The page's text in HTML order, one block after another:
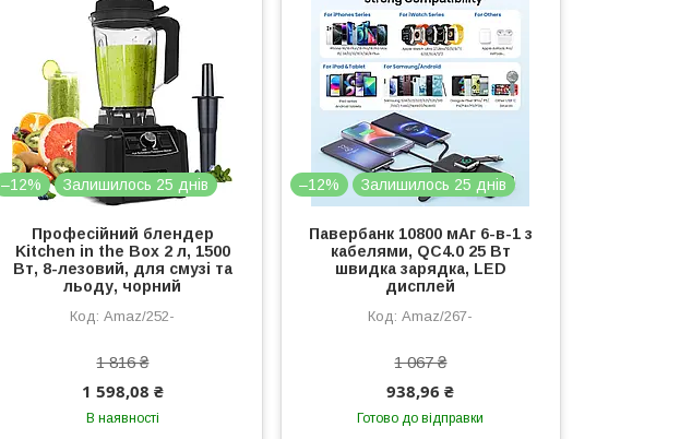
–12% Залишилось 25 днів
Професійний блендер
Kitchen in the Box 2 л, 1500
Вт, 8-лезовий, для смузі та
льоду, чорний
Amaz/252-
1 816 ₴
1 598,08 ₴
В наявності
–12% Залишилось 25 днів
Павербанк 10800 мАг 6-в-1 з
кабелями, QC4.0 25 Вт
швидка зарядка, LED
дисплей
Amaz/267-
1 067 ₴
938,96 ₴
Готово до відправки